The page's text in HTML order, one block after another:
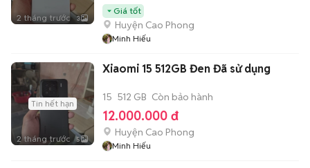
2 tháng trước 3
Giá tốt
Huyện Cao Phong
Minh Hiếu
Tin hết hạn
2 tháng trước 5
Xiaomi 15 512GB Đen Đã sử dụng
15 512 GB Còn bảo hành
12.000.000 đ
Huyện Cao Phong
Minh Hiếu